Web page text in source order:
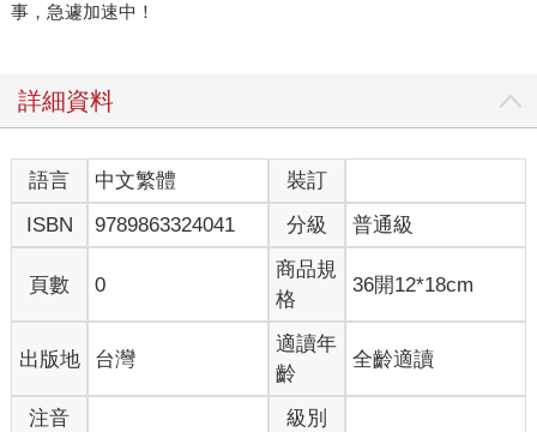
事，急遽加速中！
詳細資料
語言 中文繁體
裝訂
ISBN
9789863324041 分級 普通級
頁數 0
商品規
格
36開12*18cm
出版地 台灣
適讀年
齡
全齡適讀
注音 級別